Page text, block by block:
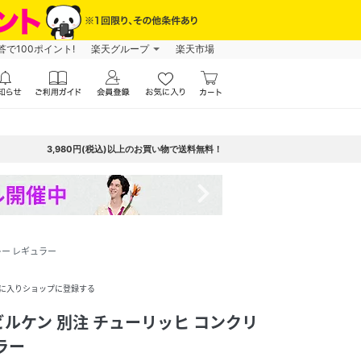
で100ポイント! 楽天グループ 楽天市場
3,980円(税込)以上のお買い物で送料無料！
レギュラー
入りショップに登録する
ケン 別注 チューリッヒ コンクリ
ー